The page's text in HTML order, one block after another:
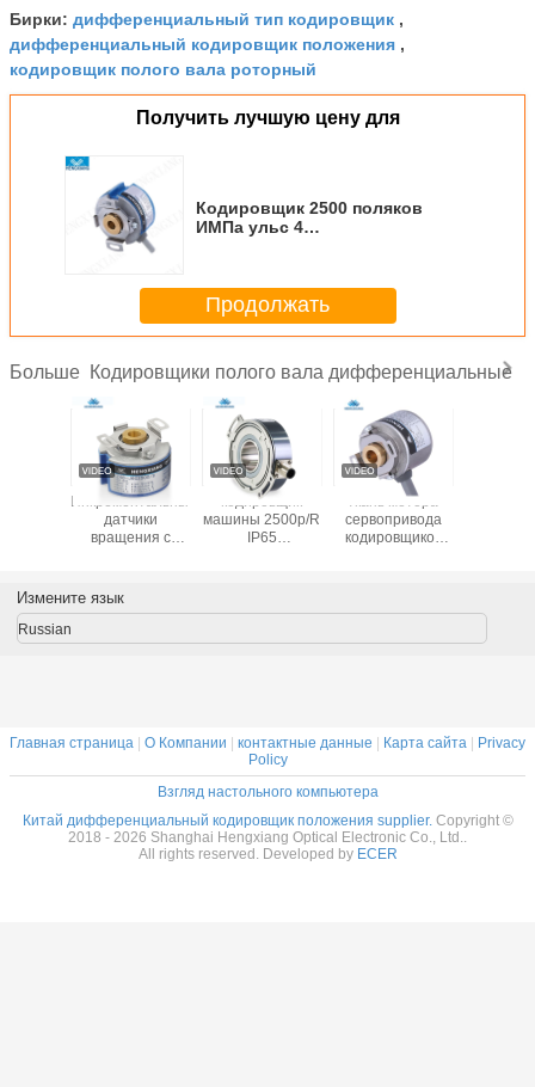
Бирки: дифференциальный тип кодировщик ,
дифференциальный кодировщик положения ,
кодировщик полого вала роторный
Получить лучшую цену для
Кодировщик 2500 поляков
ИМПа ульс 4
сервопривода DC
Продолжать
Больше Кодировщики полого вала дифференциальные
Кодировщики
полого вала К80
дифференциальные,
роторный для
оборудования
Инкрементальные
энкодеры с
полым валом
Китай Поставщик
энкодера
5000ppr K76
Измените язык
Russian
Главная страница | О Компании | контактные данные | Карта сайта | Privacy
Policy
Взгляд настольного компьютера
Китай дифференциальный кодировщик положения supplier. Copyright ©
2018 - 2026 Shanghai Hengxiang Optical Electronic Co., Ltd..
All rights reserved. Developed by ECER